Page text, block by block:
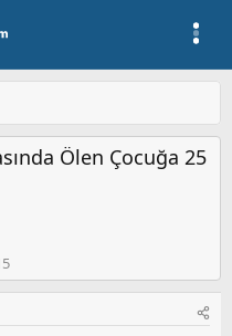
Ölen Çocuğa 25